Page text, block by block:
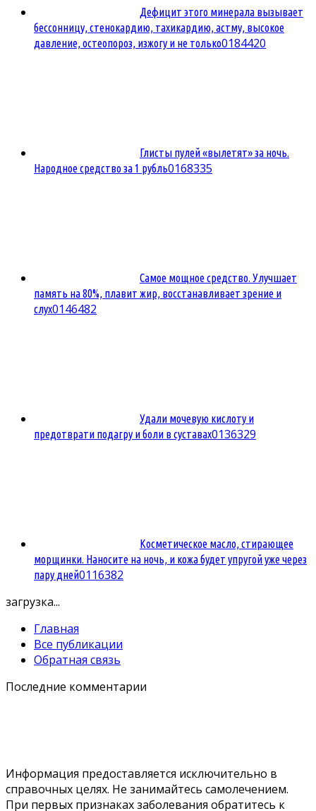
Дефицит этого минерала вызывает
бессонницу, стенокардию, тахикардию, астму, высокое
давление, остеопороз, изжогу и не только0184420
Глисты пулей «вылетят» за ночь.
Народное средство за 1 рубль0168335
Самое мощное средство. Улучшает
память на 80%, плавит жир, восстанавливает зрение и
слух0146482
Удали мочевую кислоту и
предотврати подагру и боли в суставах0136329
Косметическое масло, стирающее
морщинки. Наносите на ночь, и кожа будет упругой уже через
пару дней0116382
загрузка...
Главная
Все публикации
Обратная связь
Последние комментарии
Информация предоставляется исключительно в
справочных целях. Не занимайтесь самолечением.
При первых признаках заболевания обратитесь к